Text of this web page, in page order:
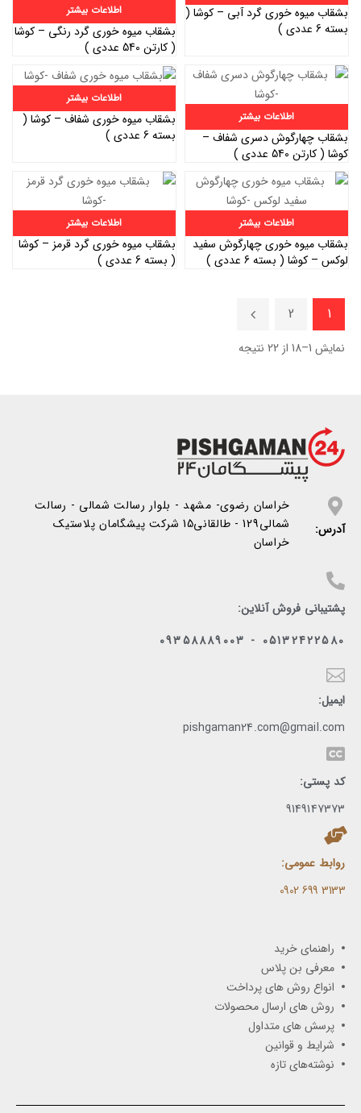
بشقاب میوه خوری گرد آبی – کوشا (
بسته 6 عددی )
اطلاعات بیشتر
بشقاب میوه خوری گرد رنگی – کوشا
( کارتن 540 عددی )
اطلاعات بیشتر
بشقاب چهارگوش دسری شفاف –
کوشا ( کارتن 540 عددی )
اطلاعات بیشتر
بشقاب میوه خوری شفاف – کوشا (
بسته 6 عددی )
اطلاعات بیشتر
بشقاب میوه خوری چهارگوش سفید
لوکس – کوشا ( بسته 6 عددی )
اطلاعات بیشتر
بشقاب میوه خوری گرد قرمز – کوشا
( بسته 6 عددی )
1
2
نمایش 1–18 از 22 نتیجه
آدرس:
خراسان رضوی- مشهد - بلوار رسالت شمالی - رسالت
شمالی129 - طالقانی15 شرکت پیشگامان پلاستیک
خراسان
پشتیبانی فروش آنلاین:
05132422580 - 09358889003
ایمیل:
pishgaman24.com@gmail.com
کد پستی:
9149147373
روابط عمومی:
3133 699 0902​
راهنمای خرید
معرفی بن پلاس
انواع روش های پرداخت
روش های ارسال محصولات
پرسش های متداول
شرایط و قوانین
نوشته‌های تازه